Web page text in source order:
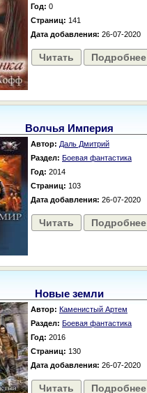
Год: 0
Страниц: 141
Дата добавления: 26-07-2020
Читать Подробнее
Волчья Империя
Автор: Даль Дмитрий
Раздел: Боевая фантастика
Год: 2014
Страниц: 103
Дата добавления: 26-07-2020
Читать Подробнее
Новые земли
Автор: Каменистый Артем
Раздел: Боевая фантастика
Год: 2016
Страниц: 130
Дата добавления: 26-07-2020
Читать Подробнее